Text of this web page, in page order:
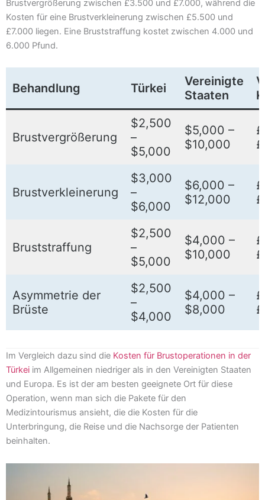
Brustvergrößerung zwischen £3.500 und £7.000, während die
Kosten für eine Brustverkleinerung zwischen £5.500 und
£7.000 liegen. Eine Bruststraffung kostet zwischen 4.000 und
6.000 Pfund.
Behandlung Türkei
Vereinigte
Staaten
Brustvergrößerung
$2,500
–
$5,000
$5,000 –
$10,000
Brustverkleinerung
$3,000
–
$6,000
$6,000 –
$12,000
Bruststraffung
$2,500
–
$5,000
$4,000 –
$10,000
Asymmetrie der
Brüste
$2,500
–
$4,000
$4,000 –
$8,000
Im Vergleich dazu sind die Kosten für Brustoperationen in der
Türkei im Allgemeinen niedriger als in den Vereinigten Staaten
und Europa. Es ist der am besten geeignete Ort für diese
Operation, wenn man sich die Pakete für den
Medizintourismus ansieht, die die Kosten für die
Unterbringung, die Reise und die Nachsorge der Patienten
beinhalten.